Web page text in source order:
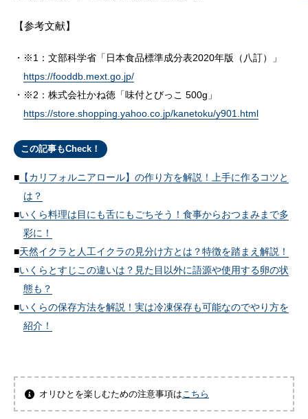
【参考文献】
※1：文部科学省「日本食品標準成分表2020年版（八訂）」
https://fooddb.mext.go.jp/
※2：株式会社かね徳「味付とびっこ 500g」
https://store.shopping.yahoo.co.jp/kanetoku/y901.html
この記事もCheck！
【カリフォルニアロール】の作り方を解説！上手に作るコツと
は？
いくら料理は目にも舌にもごちそう！食事からおつまみまで多
彩に！
天然イクラと人工イクラの見分け方とは？特徴を踏まえ解説！
いくらとすじこの違いは？見た目以外に語源や使用する卵の状
態も？
いくらの保存方法を解説！実は冷凍保存も可能なのでやり方を
紹介！
オリひとを楽しむための注意事項は こちら